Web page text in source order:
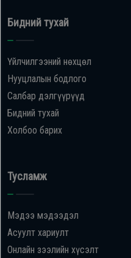
Бидний тухай
Үйлчилгээний нөхцөл
Нууцлалын бодлого
Салбар дэлгүүрүүд
Бидний тухай
Холбоо барих
Тусламж
Мэдээ мэдээдэл
Асуулт хариулт
Онлайн зээлийн хүсэлт